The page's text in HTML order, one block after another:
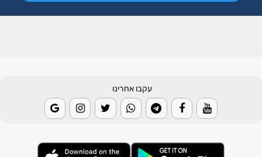
עקבו אחרינו